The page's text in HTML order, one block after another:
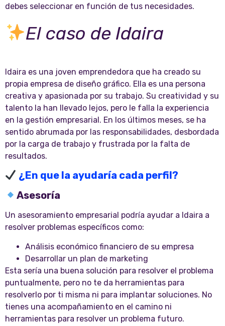
debes seleccionar en función de tus necesidades.
El caso de Idaira
Idaira es una joven emprendedora que ha creado su
propia empresa de diseño gráfico. Ella es una persona
creativa y apasionada por su trabajo. Su creatividad y su
talento la han llevado lejos, pero le falla la experiencia
en la gestión empresarial. En los últimos meses, se ha
sentido abrumada por las responsabilidades, desbordada
por la carga de trabajo y frustrada por la falta de
resultados.
¿En que la ayudaría cada perfil?
Asesoría
Un asesoramiento empresarial podría ayudar a Idaira a
resolver problemas específicos como:
Análisis económico financiero de su empresa
Desarrollar un plan de marketing
Esta sería una buena solución para resolver el problema
puntualmente, pero no te da herramientas para
resolverlo por ti misma ni para implantar soluciones. No
tienes una acompañamiento en el camino ni
herramientas para resolver un problema futuro.